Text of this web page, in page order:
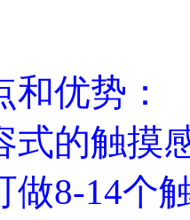
优势：
式的触摸
做8-14个